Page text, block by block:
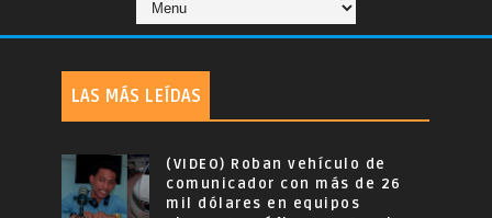
LAS MÁS LEÍDAS
(VIDEO) Roban vehículo de
comunicador con más de 26
mil dólares en equipos